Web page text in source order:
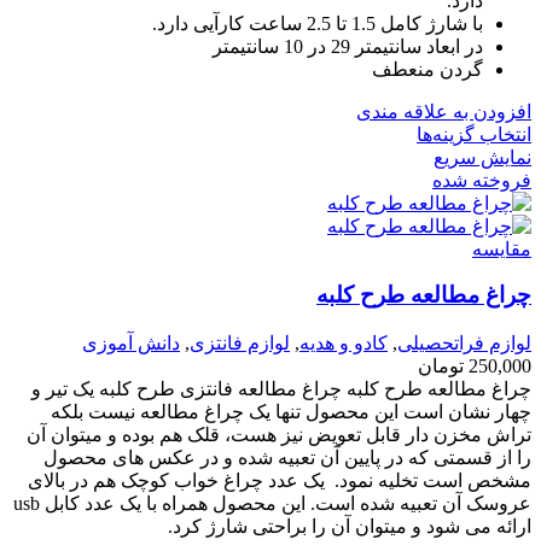
با شارژ کامل 1.5 تا 2.5 ساعت کارآیی دارد.
در ابعاد سانتیمتر 29 در 10 سانتیمتر
گردن منعطف
افزودن به علاقه مندی
انتخاب گزینه‌ها
نمایش سریع
فروخته شده
مقايسه
چراغ مطالعه طرح کلبه
لوازم فراتحصیلی, کادو و هدیه, لوازم فانتزی, دانش آموزی
250,000 تومان
چراغ مطالعه طرح کلبه چراغ مطالعه فانتزی طرح کلبه یک تیر و
چهار نشان است این محصول تنها یک چراغ مطالعه نیست بلکه
تراش مخزن دار قابل تعویض نیز هست، قلک هم بوده و میتوان آن
را از قسمتی که در پایین آن تعبیه شده و در عکس های محصول
مشخص است تخلیه نمود. یک عدد چراغ خواب کوچک هم در بالای
عروسک آن تعبیه شده است. این محصول همراه با یک عدد کابل usb
ارائه می شود و میتوان آن را براحتی شارژ کرد.